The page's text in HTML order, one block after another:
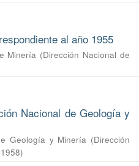
al año 1955
Minería (Dirección Nacional de
Nacional de Geología y
Geología y Minería (Dirección
1958)